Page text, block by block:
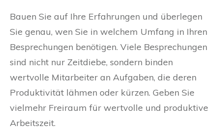
Bauen Sie auf Ihre Erfahrungen und überlegen
Sie genau, wen Sie in welchem Umfang in Ihren
Besprechungen benötigen. Viele Besprechungen
sind nicht nur Zeitdiebe, sondern binden
wertvolle Mitarbeiter an Aufgaben, die deren
Produktivität lähmen oder kürzen. Geben Sie
vielmehr Freiraum für wertvolle und produktive
Arbeitszeit.